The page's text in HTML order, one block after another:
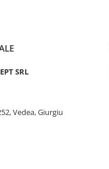
SRL
Vedea, Giurgiu